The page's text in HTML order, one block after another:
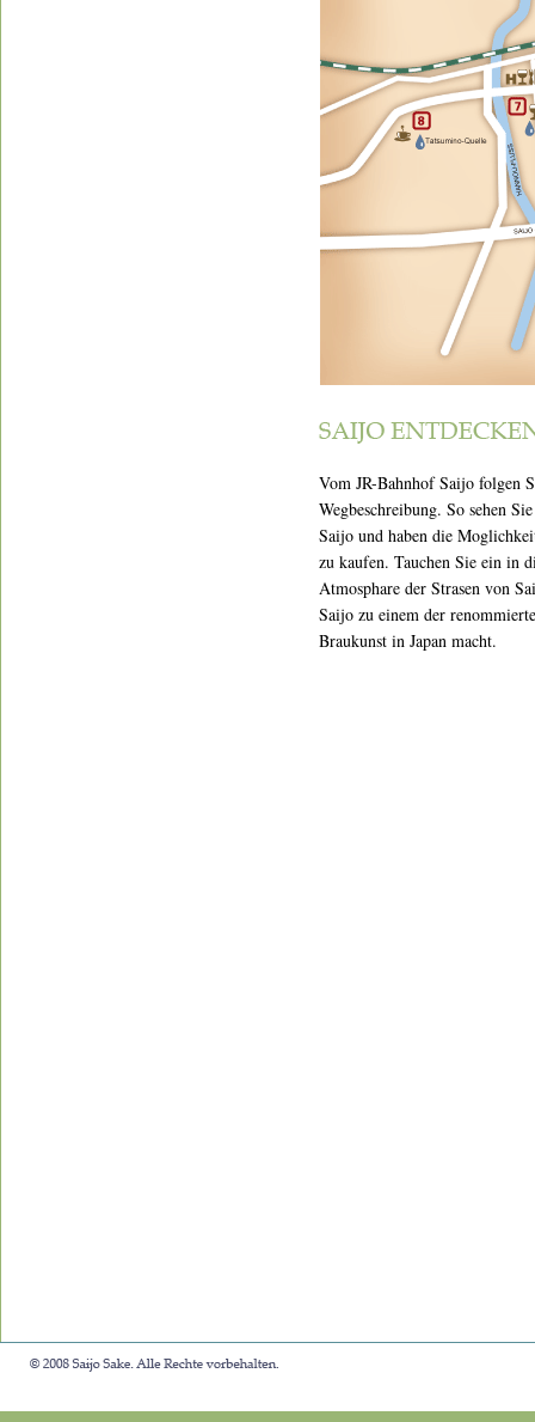
Vom JR-Bahnhof Saijo folgen
Wegbeschreibung. So sehen
Saijo und haben die
zu kaufen. Tauchen Sie ein in
Atmosphare der Strasen von
Saijo zu einem der
Braukunst in Japan macht.